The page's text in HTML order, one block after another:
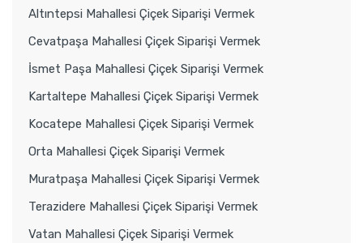
Altıntepsi Mahallesi Çiçek Siparişi Vermek
Cevatpaşa Mahallesi Çiçek Siparişi Vermek
İsmet Paşa Mahallesi Çiçek Siparişi Vermek
Kartaltepe Mahallesi Çiçek Siparişi Vermek
Kocatepe Mahallesi Çiçek Siparişi Vermek
Orta Mahallesi Çiçek Siparişi Vermek
Muratpaşa Mahallesi Çiçek Siparişi Vermek
Terazidere Mahallesi Çiçek Siparişi Vermek
Vatan Mahallesi Çiçek Siparişi Vermek